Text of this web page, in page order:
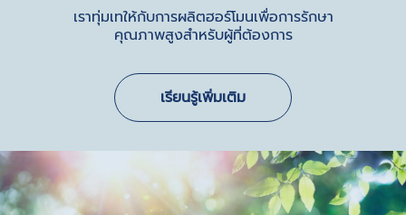
เราทุ่มเทให้กับการผลิตฮอร์โมนเพื่อการรักษา
คุณภาพสูงสำหรับผู้ที่ต้องการ
เรียนรู้เพิ่มเติม